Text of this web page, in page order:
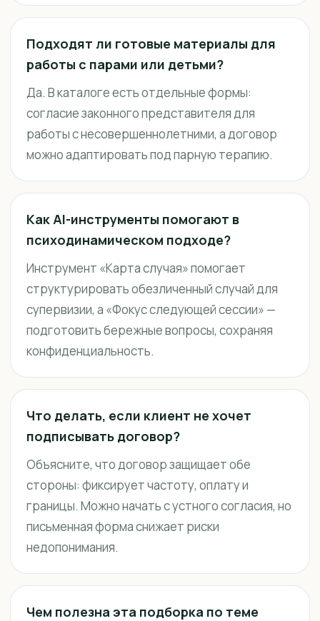
Подходят ли готовые материалы для
работы с парами или детьми?
Да. В каталоге есть отдельные формы:
согласие законного представителя для
работы с несовершеннолетними, а договор
можно адаптировать под парную терапию.
Как AI-инструменты помогают в
психодинамическом подходе?
Инструмент «Карта случая» помогает
структурировать обезличенный случай для
супервизии, а «Фокус следующей сессии» —
подготовить бережные вопросы, сохраняя
конфиденциальность.
Что делать, если клиент не хочет
подписывать договор?
Объясните, что договор защищает обе
стороны: фиксирует частоту, оплату и
границы. Можно начать с устного согласия, но
письменная форма снижает риски
недопонимания.
Чем полезна эта подборка по теме